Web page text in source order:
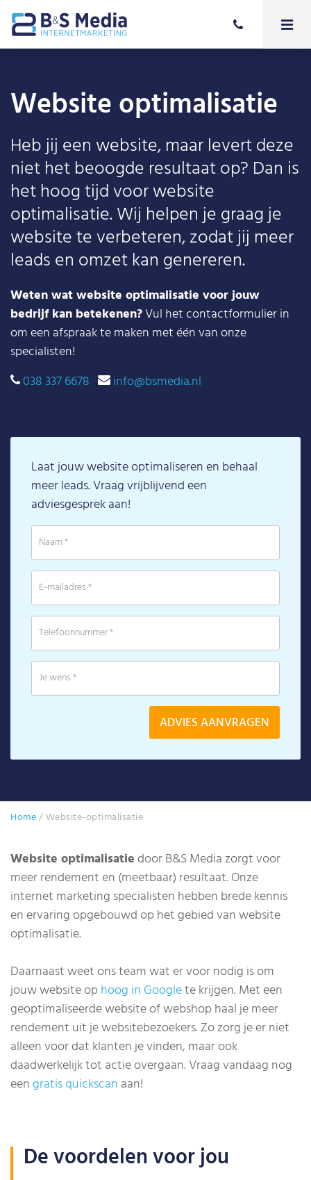
Website optimalisatie
Heb jij een website, maar levert deze
niet het beoogde resultaat op? Dan is
het hoog tijd voor website
optimalisatie. Wij helpen je graag je
website te verbeteren, zodat jij meer
leads en omzet kan genereren.
Weten wat website optimalisatie voor jouw
bedrijf kan betekenen?Vul het contactformulier in
om een afspraak te maken met één van onze
specialisten!
038 337 6678
info@bsmedia.nl
Laat jouw website optimaliseren en behaal
meer leads. Vraag vrijblijvend een
adviesgesprek aan!
Home/Website-optimalisatie
Website optimalisatiedoor B&S Media zorgt voor
meer rendement en (meetbaar) resultaat. Onze
internet marketing specialisten hebben brede kennis
en ervaring opgebouwd op het gebied van website
optimalisatie.
Daarnaast weet ons team wat er voor nodig is om
jouw website ophoog in Googlete krijgen. Met een
geoptimaliseerde website of webshop haal je meer
rendement uit je websitebezoekers. Zo zorg je er niet
alleen voor dat klanten je vinden, maar ook
daadwerkelijk tot actie overgaan. Vraag vandaag nog
eengratis quickscan aan!
De voordelen voor jou